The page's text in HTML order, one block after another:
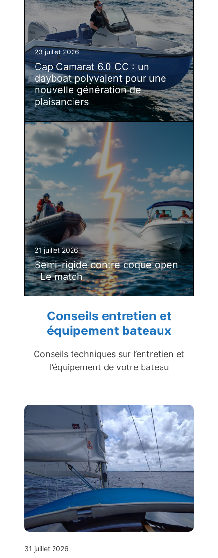
23 juillet 2026
Cap Camarat 6.0 CC : un
dayboat polyvalent pour une
nouvelle génération de
plaisanciers
21 juillet 2026
Semi-rigide contre coque open
: Le match
Conseils entretien et
équipement bateaux
Conseils techniques sur l’entretien et
l’équipement de votre bateau
31 juillet 2026